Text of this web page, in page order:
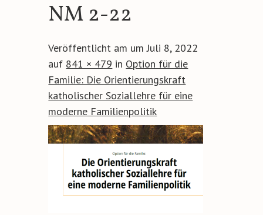
NM 2-22
Veröffentlicht am umJuli 8, 2022
auf 841 × 479 in Option für die
Familie: Die Orientierungskraft
katholischer Soziallehre für eine
moderne Familienpolitik